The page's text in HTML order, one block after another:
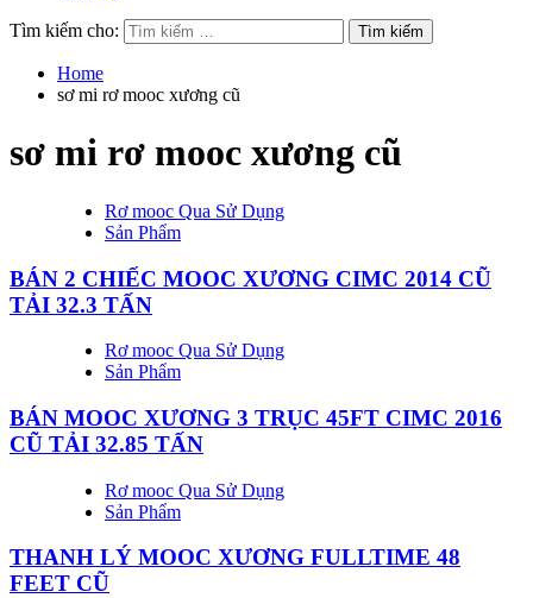
Tìm kiếm cho:
Home
sơ mi rơ mooc xương cũ
sơ mi rơ mooc xương cũ
Rơ mooc Qua Sử Dụng
Sản Phẩm
BÁN 2 CHIẾC MOOC XƯƠNG CIMC 2014 CŨ
TẢI 32.3 TẤN
Rơ mooc Qua Sử Dụng
Sản Phẩm
BÁN MOOC XƯƠNG 3 TRỤC 45FT CIMC 2016
CŨ TẢI 32.85 TẤN
Rơ mooc Qua Sử Dụng
Sản Phẩm
THANH LÝ MOOC XƯƠNG FULLTIME 48
FEET CŨ